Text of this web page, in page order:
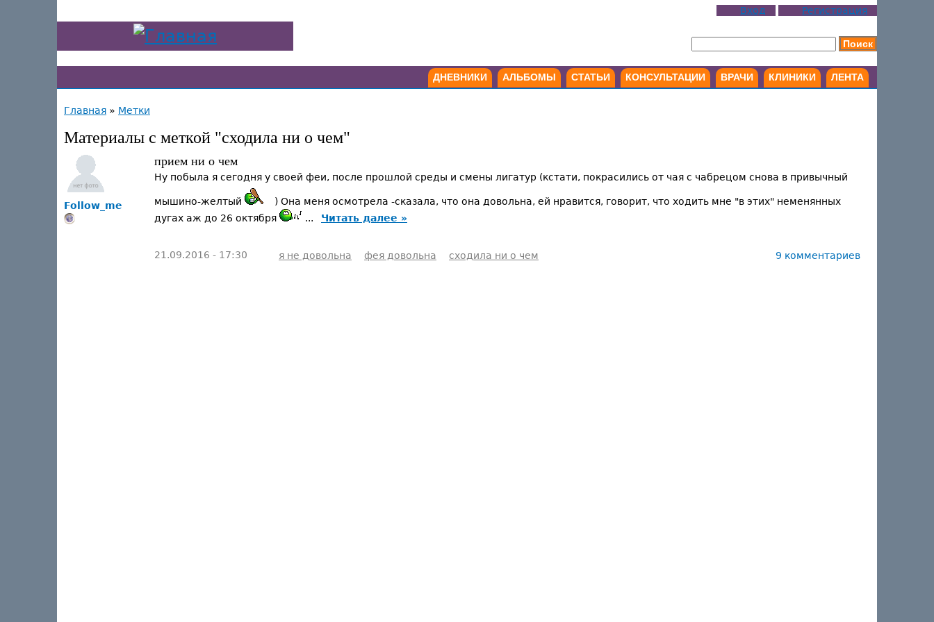
Вход Регистрация
ДНЕВНИКИ АЛЬБОМЫ СТАТЬИ КОНСУЛЬТАЦИИ ВРАЧИ КЛИНИКИ ЛЕНТА
Главная » Метки
Материалы с меткой "сходила ни о чем"
Follow_me
прием ни о чем
Ну побыла я сегодня у своей феи, после прошлой среды и смены лигатур (кстати, покрасились от чая с чабрецом снова в привычный
мышино-желтый
) Она меня осмотрела -сказала, что она довольна, ей нравится, говорит, что ходить мне "в этих" неменянных
дугах аж до 26 октября
... Читать далее »
21.09.2016 - 17:30 я не довольна фея довольна сходила ни о чем 9 комментариев